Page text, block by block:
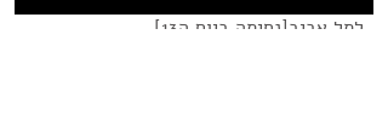
לתל אביב[נחיתה ביום ה13]